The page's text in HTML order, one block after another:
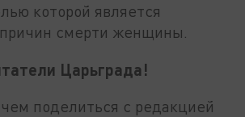
которой является
смерти женщины.
Царьграда!
поделиться с редакцией